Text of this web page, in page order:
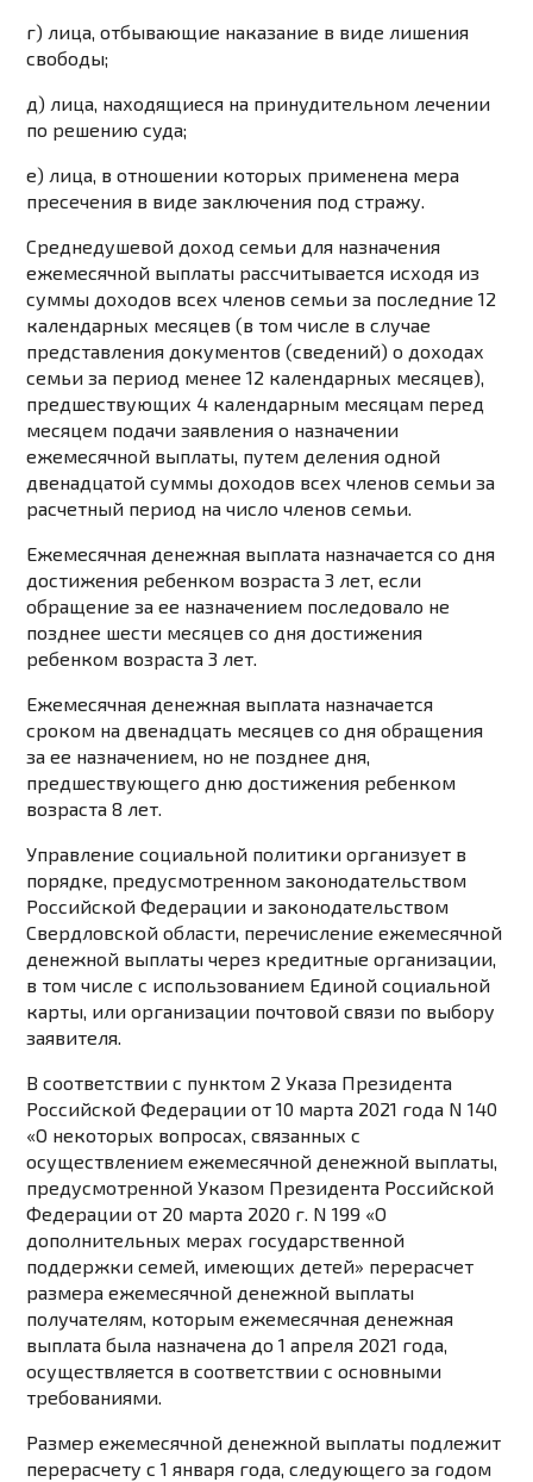
г) лица, отбывающие наказание в виде лишения
свободы;
д) лица, находящиеся на принудительном лечении
по решению суда;
е) лица, в отношении которых применена мера
пресечения в виде заключения под стражу.
Среднедушевой доход семьи для назначения
ежемесячной выплаты рассчитывается исходя из
суммы доходов всех членов семьи за последние 12
календарных месяцев (в том числе в случае
представления документов (сведений) о доходах
семьи за период менее 12 календарных месяцев),
предшествующих 4 календарным месяцам перед
месяцем подачи заявления о назначении
ежемесячной выплаты, путем деления одной
двенадцатой суммы доходов всех членов семьи за
расчетный период на число членов семьи.
Ежемесячная денежная выплата назначается со дня
достижения ребенком возраста 3 лет, если
обращение за ее назначением последовало не
позднее шести месяцев со дня достижения
ребенком возраста 3 лет.
Ежемесячная денежная выплата назначается
сроком на двенадцать месяцев со дня обращения
за ее назначением, но не позднее дня,
предшествующего дню достижения ребенком
возраста 8 лет.
Управление социальной политики организует в
порядке, предусмотренном законодательством
Российской Федерации и законодательством
Свердловской области, перечисление ежемесячной
денежной выплаты через кредитные организации,
в том числе с использованием Единой социальной
карты, или организации почтовой связи по выбору
заявителя.
В соответствии с пунктом 2 Указа Президента
Российской Федерации от 10 марта 2021 года N 140
«О некоторых вопросах, связанных с
осуществлением ежемесячной денежной выплаты,
предусмотренной Указом Президента Российской
Федерации от 20 марта 2020 г. N 199 «О
дополнительных мерах государственной
поддержки семей, имеющих детей» перерасчет
размера ежемесячной денежной выплаты
получателям, которым ежемесячная денежная
выплата была назначена до 1 апреля 2021 года,
осуществляется в соответствии с основными
требованиями.
Размер ежемесячной денежной выплаты подлежит
перерасчету с 1 января года, следующего за годом